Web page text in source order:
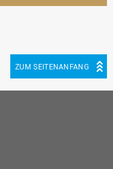
ZUM SEITENANFANG